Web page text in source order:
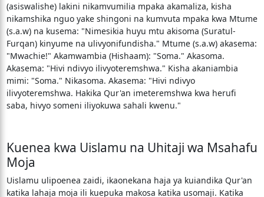
(asiswalishe) lakini nikamvumilia mpaka akamaliza, kisha
nikamshika nguo yake shingoni na kumvuta mpaka kwa Mtume
(s.a.w) na kusema: "Nimesikia huyu mtu akisoma (Suratul-
Furqan) kinyume na ulivyonifundisha." Mtume (s.a.w) akasema:
"Mwachie!" Akamwambia (Hishaam): "Soma." Akasoma.
Akasema: "Hivi ndivyo ilivyoteremshwa." Kisha akaniambia
mimi: "Soma." Nikasoma. Akasema: "Hivi ndivyo
ilivyoteremshwa. Hakika Qur'an imeteremshwa kwa herufi
saba, hivyo someni iliyokuwa sahali kwenu."
Kuenea kwa Uislamu na Uhitaji wa Msahafu
Moja
Uislamu ulipoenea zaidi, ikaonekana haja ya kuiandika Qur'an
katika lahaja moja ili kuepuka makosa katika usomaji. Katika